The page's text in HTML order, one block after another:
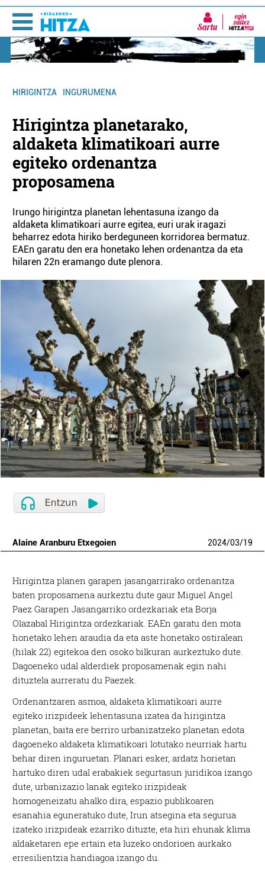
Sartu
HIRIGINTZA INGURUMENA
Hirigintza planetarako,
aldaketa klimatikoari aurre
egiteko ordenantza
proposamena
Irungo hirigintza planetan lehentasuna izango da
aldaketa klimatikoari aurre egitea, euri urak iragazi
beharrez edota hiriko berdeguneen korridorea bermatuz.
EAEn garatu den era honetako lehen ordenantza da eta
hilaren 22n eramango dute plenora.
Alaine Aranburu Etxegoien 2024/03/19
Hirigintza planen garapen jasangarrirako ordenantza
baten proposamena aurkeztu dute gaur Miguel Angel
Paez Garapen Jasangarriko ordezkariak eta Borja
Olazabal Hirigintza ordezkariak. EAEn garatu den mota
honetako lehen araudia da eta aste honetako ostiralean
(hilak 22) egitekoa den osoko bilkuran aurkeztuko dute.
Dagoeneko udal alderdiek proposamenak egin nahi
dituztela aurreratu du Paezek.
Ordenantzaren asmoa, aldaketa klimatikoari aurre
egiteko irizpideek lehentasuna izatea da hirigintza
planetan, baita ere berriro urbanizatzeko planetan edota
dagoeneko aldaketa klimatikoari lotutako neurriak hartu
behar diren inguruetan. Planari esker, ardatz horietan
hartuko diren udal erabakiek segurtasun juridikoa izango
dute, urbanizazio lanak egiteko irizpideak
homogeneizatu ahalko dira, espazio publikoaren
esanahia eguneratuko dute, Irun atsegina eta segurua
izateko irizpideak ezarriko dituzte, eta hiri ehunak klima
aldaketaren epe ertain eta luzeko ondorioen aurkako
erresilientzia handiagoa izango du.